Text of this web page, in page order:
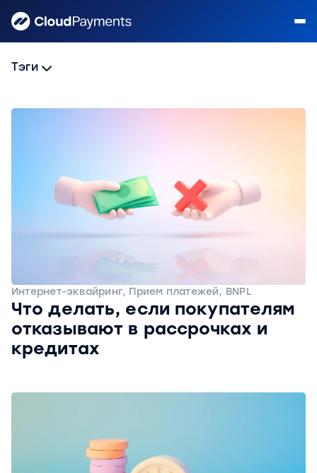
Тэги
Интернет-эквайринг, Прием платежей, BNPL
Что делать, если покупателям
отказывают в рассрочках и
кредитах